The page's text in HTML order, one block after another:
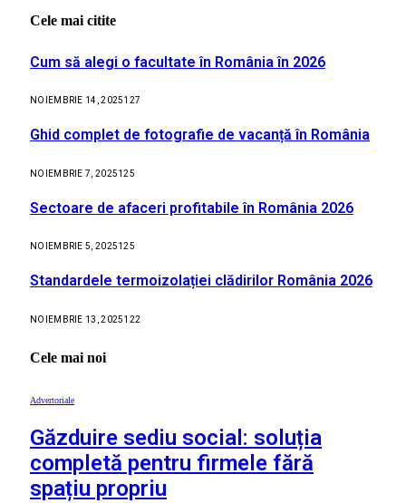
Cele mai citite
Cum să alegi o facultate în România în 2026
NOIEMBRIE 14, 2025127
Ghid complet de fotografie de vacanță în România
NOIEMBRIE 7, 2025125
Sectoare de afaceri profitabile în România 2026
NOIEMBRIE 5, 2025125
Standardele termoizolației clădirilor România 2026
NOIEMBRIE 13, 2025122
Cele mai noi
Advertoriale
Găzduire sediu social: soluția
completă pentru firmele fără
spațiu propriu